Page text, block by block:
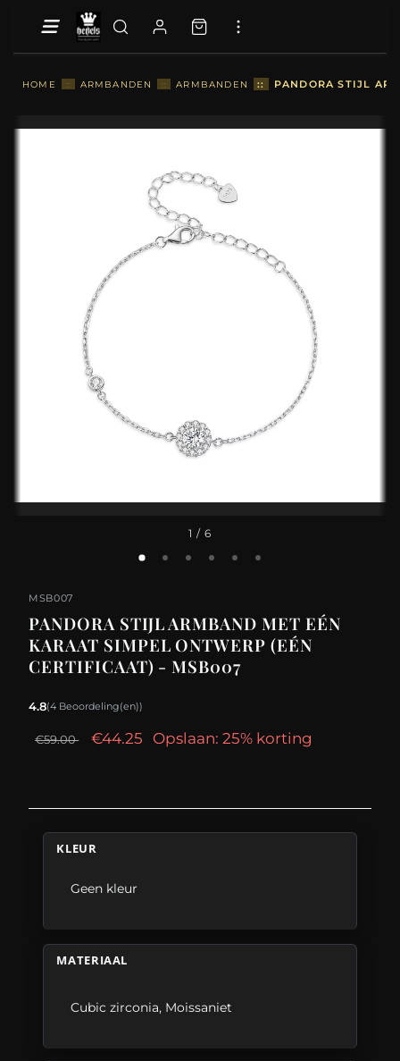
HOME :: ARMBANDEN :: ARMBANDEN :: PANDORA STIJL
1 / 6
MSB007
PANDORA STIJL ARMBAND MET EÉN
KARAAT SIMPEL ONTWERP (EÉN
CERTIFICAAT) - MSB007
4.8(4 Beoordeling(en))
€59.00 €44.25 Opslaan: 25% korting
KLEUR
Geen kleur
MATERIAAL
Cubic zirconia, Moissaniet